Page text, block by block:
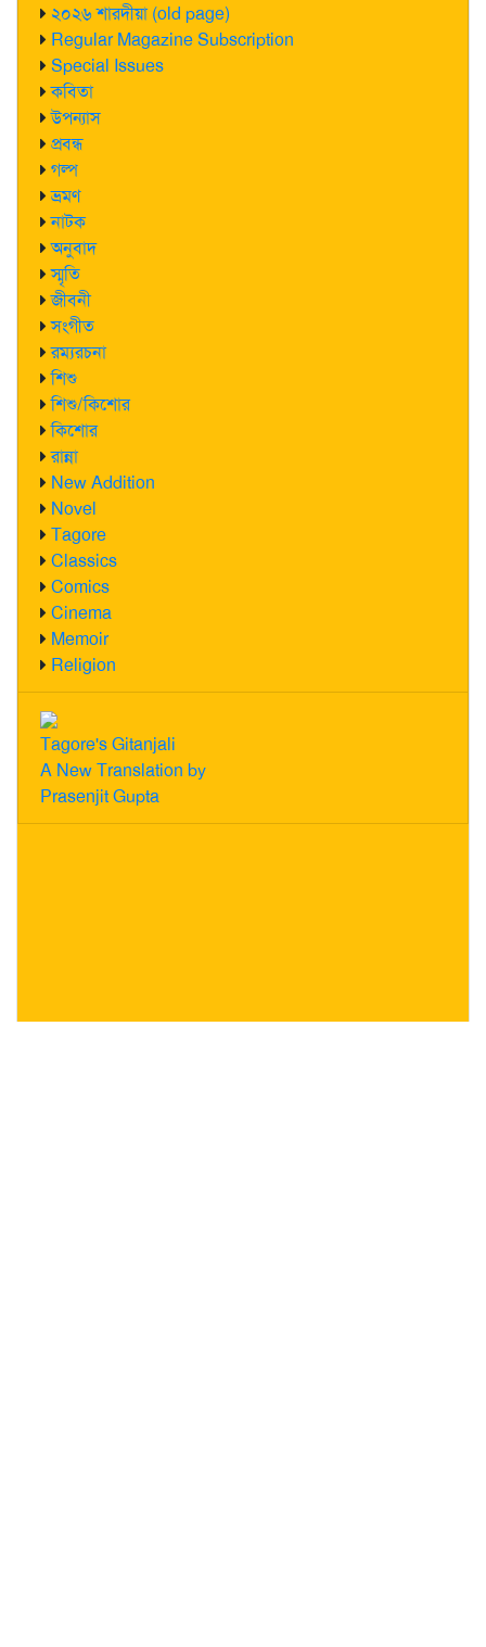
২০২৬ শারদীয়া (old page)
Regular Magazine Subscription
Special Issues
কবিতা
উপন্যাস
প্রবন্ধ
গল্প
ভ্রমণ
নাটক
অনুবাদ
স্মৃতি
জীবনী
সংগীত
রম্যরচনা
শিশু
শিশু/কিশোর
কিশোর
রান্না
New Addition
Novel
Tagore
Classics
Comics
Cinema
Memoir
Religion
Tagore's Gitanjali
A New Translation by
Prasenjit Gupta